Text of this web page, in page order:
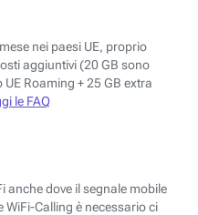
nei paesi UE, proprio
aggiuntivi (20 GB sono
Roaming + 25 GB extra
le FAQ
anche dove il segnale mobile
WiFi-Calling è necessario ci